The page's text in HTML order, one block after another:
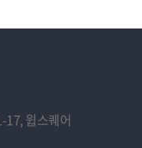
17, 윕스퀘어